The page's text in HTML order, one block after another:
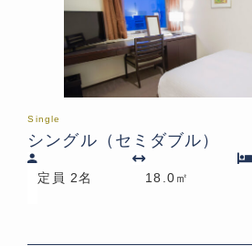
Single
シングル（セミダブル）
定員 2名 18.0㎡